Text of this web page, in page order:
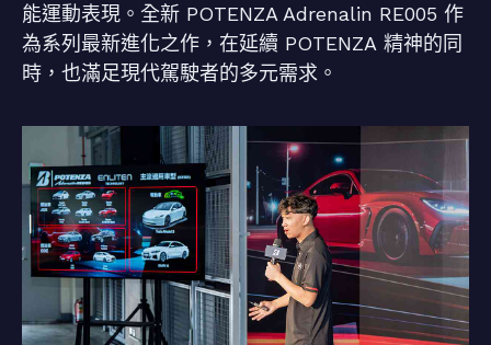
能運動表現。全新 POTENZA Adrenalin RE005 作
為系列最新進化之作，在延續 POTENZA 精神的同
時，也滿足現代駕駛者的多元需求。